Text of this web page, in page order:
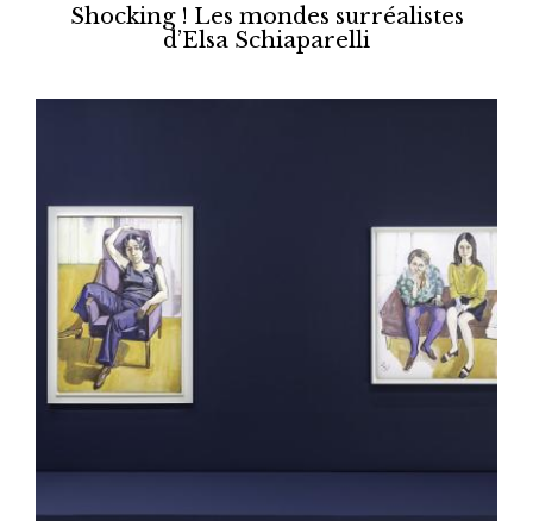
Shocking ! Les mondes surréalistes
d’Elsa Schiaparelli